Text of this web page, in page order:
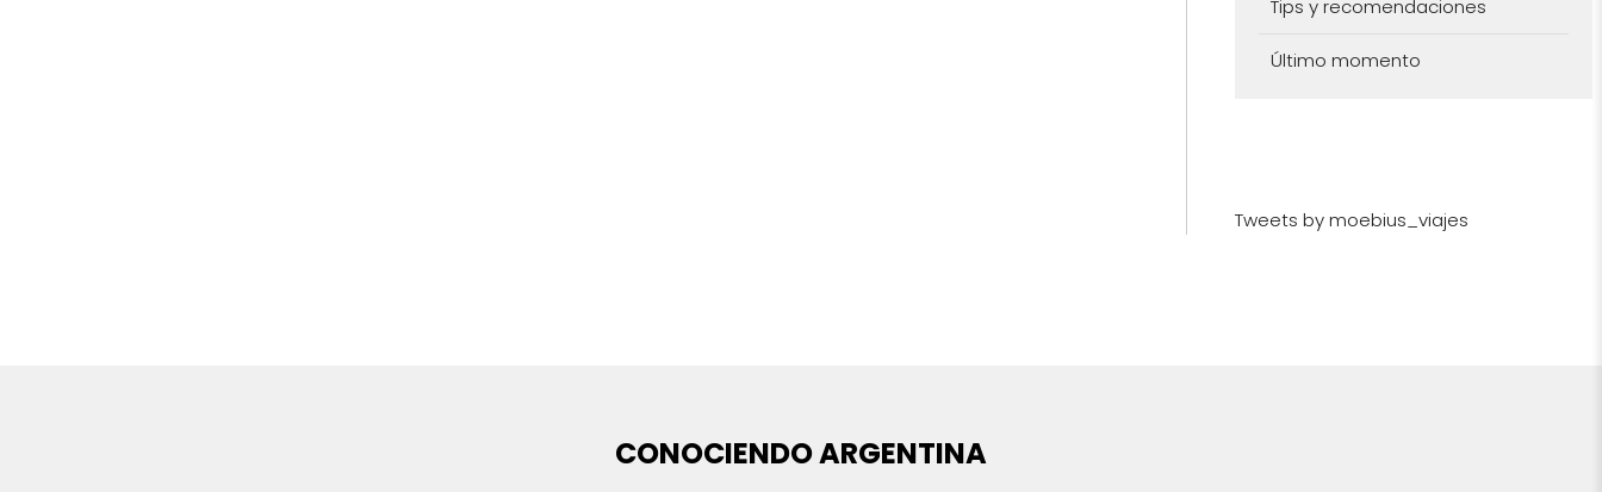
Tips y recomendaciones
Último momento
Tweets by moebius_viajes
CONOCIENDO ARGENTINA